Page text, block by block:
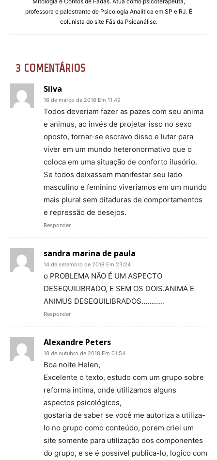
professora e palestrante de Psicologia Analítica em SP e RJ. É
colunista do site Fãs da Psicanálise.
3 COMENTÁRIOS
Silva
16 de março de 2016 Em 11:49
Todos deveriam fazer as pazes com seu anima
e animus, ao invés de projetar isso no sexo
oposto, tornar-se escravo disso e lutar para
viver em um mundo heteronormativo que o
coloca em uma situação de conforto ilusório.
Se todos deixassem manifestar seu lado
masculino e feminino viveriamos em um mundo
mais plural sem ditaduras de comportamentos
e repressão de desejos.
Responder
sandra marina de paula
14 de setembro de 2018 Em 23:24
o PROBLEMA NÃO É UM ASPECTO
DESEQUILIBRADO, E SEM OS DOIS.ANIMA E
ANIMUS DESEQUILIBRADOS…………
Responder
Alexandre Peters
18 de outubro de 2018 Em 01:54
Boa noite Helen,
Excelente o texto, estudo com um grupo sobre
reforma intima, onde utilizamos alguns
aspectos psicológicos,
gostaria de saber se você me autoriza a utiliza-
lo no grupo como conteúdo, porem criei um
site somente para utilização dos componentes
do grupo, e se é possível publica-lo, logico com